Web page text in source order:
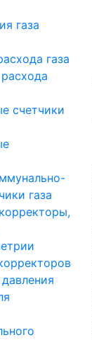
газа
газа
счетчики
газа